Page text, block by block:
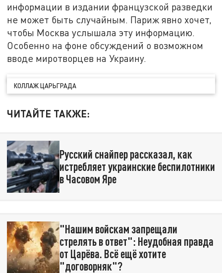
информации в издании французской разведки
не может быть случайным. Париж явно хочет,
чтобы Москва услышала эту информацию.
Особенно на фоне обсуждений о возможном
вводе миротворцев на Украину.
КОЛЛАЖ ЦАРЬГРАДА
ЧИТАЙТЕ ТАКЖЕ:
Русский снайпер рассказал, как
истребляет украинские беспилотники
в Часовом Яре
"Нашим войскам запрещали
стрелять в ответ": Неудобная правда
от Царёва. Всё ещё хотите
"договорняк"?